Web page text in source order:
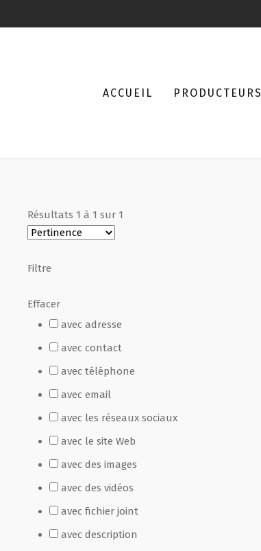
ACCUEIL PRODUCTEURS
Résultats 1 à 1 sur 1
Filtre
Effacer
avec adresse
avec contact
avec téléphone
avec email
avec les réseaux sociaux
avec le site Web
avec des images
avec des vidéos
avec fichier joint
avec description